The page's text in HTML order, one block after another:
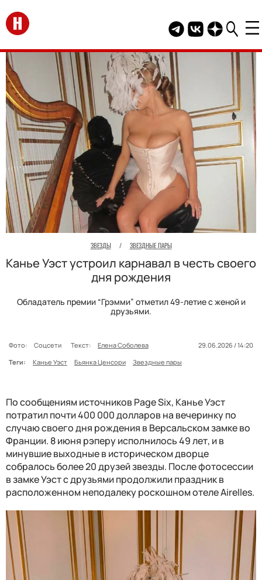
Перейти на главную
Telegram канал
Группа HELLO
Канал
ЗВЕЗДЫ / ЗВЕЗДНЫЕ ПАРЫ
Канье Уэст устроил карнавал в честь своего
дня рождения
Обладатель премии “Грэмми” отметил 49-летие с женой и
друзьями.
Фото: Соцсети Текст: Елена Соболева
29.06.2026 / 14:20
Теги:
Канье Уэст Бьянка Ценсори Звездные пары
По сообщениям источников Page Six, Канье Уэст
потратил почти 400 000 долларов на вечеринку по
случаю своего дня рождения в Версальском замке во
Франции. 8 июня рэперу исполнилось 49 лет, и в
минувшие выходные в историческом дворце
собралось более 20 друзей звезды. После фотосессии
в замке Уэст с друзьями продолжили праздник в
расположенном неподалеку роскошном отеле Airelles.